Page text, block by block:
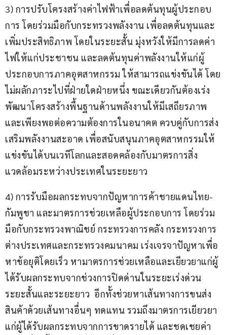
3) การปรับโครงสร้างค่าไฟฟ้าเพื่อลดต้นทุนผู้ประกอบ
การ โดยร่วมมือกับกระทรวงพลังงาน เพื่อลดต้นทุนและ
เพิ่มประสิทธิภาพ โดยในระยะสั้น มุ่งหวังให้มีการลดค่า
ไฟให้แก่ประชาชน และลดต้นทุนค่าพลังงานให้แก่ผู้
ประกอบการภาคอุตสาหกรรม ให้สามารถแข่งขันได้ โดย
ไม่ผลักภาระไปที่ฝ่ายใดฝ่ายหนึ่ง ขณะเดียวกันต้องเร่ง
พัฒนาโครงสร้างพื้นฐานด้านพลังงานให้มีเสถียรภาพ
และเพียงพอต่อความต้องการในอนาคต ควบคู่กับการส่ง
เสริมพลังงานสะอาด เพื่อสนับสนุนภาคอุตสาหกรรมให้
แข่งขันได้บนเวทีโลกและสอดคล้องกับมาตรการสิ่ง
แวดล้อมระหว่างประเทศในระยะยาว
4) การรับมือผลกระทบจากปัญหาการค้าชายแดนไทย-
กัมพูชา และมาตรการช่วยเหลือผู้ประกอบการ โดยร่วม
มือกับกระทรวงพาณิชย์ กระทรวงการคลัง กระทรวงการ
ต่างประเทศและกระทรวงคมนาคม เร่งเจรจาปัญหาเพื่อ
หาข้อยุติโดยเร็ว หามาตรการช่วยเหลือและเยียวยาแก่ผู้
ได้รับผลกระทบจากช่วงการปิดด่านในระยะเร่งด่วน
ระยะสั้นและระยะยาว  อีกทั้งช่วยหาเส้นทางการขนส่ง
สินค้าด้วยเส้นทางอื่นๆ ทดแทน รวมถึงมาตรการเยียวยา
แก่ผู้ได้รับผลกระทบจากการขาดรายได้ และชดเชยค่า